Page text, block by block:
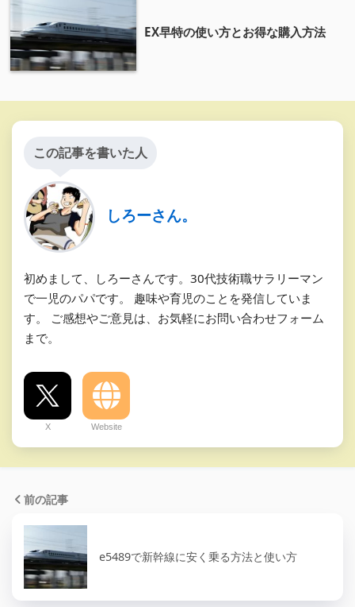
EX早特の使い方とお得な購入方法
この記事を書いた人
しろーさん。
初めまして、しろーさんです。30代技術職サラリーマン
で一児のパパです。 趣味や育児のことを発信していま
す。 ご感想やご意見は、お気軽にお問い合わせフォーム
まで。
X Website
前の記事
e5489で新幹線に安く乗る方法と使い方